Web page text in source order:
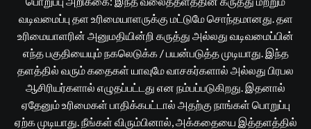
வடிவமைப்பு தள உரிமையாளருக்கு மட்டுமே சொந்தமானது. தள
உரிமையாளரின் அனுமதியின்றி கருத்து அல்லது வடிவமைப்பின்
எந்த பகுதியையும் நகலெடுக்க / பயன்படுத்த முடியாது. இந்த
தளத்தில் வரும் கதைகள் யாவுமே வாசகர்களால் அல்லது பிரபல
ஆசிரியர்களால் எழுதப்பட்டது என நம்பப்படுகிறது. இதனால்
ஏதேனும் உரிமைகள் பாதிக்கபட்டால் அதற்கு நாங்கள் பொறுப்பு
ஏற்க முடியாது. நீங்கள் விரும்பினால், அக்கதையை இத்தளத்தில்